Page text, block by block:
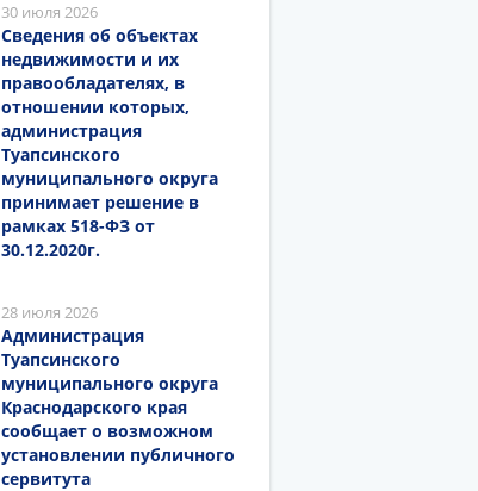
30 июля 2026
Сведения об объектах
недвижимости и их
правообладателях, в
отношении которых,
администрация
Туапсинского
муниципального округа
принимает решение в
рамках 518-ФЗ от
30.12.2020г.
28 июля 2026
Администрация
Туапсинского
муниципального округа
Краснодарского края
сообщает о возможном
установлении публичного
сервитута